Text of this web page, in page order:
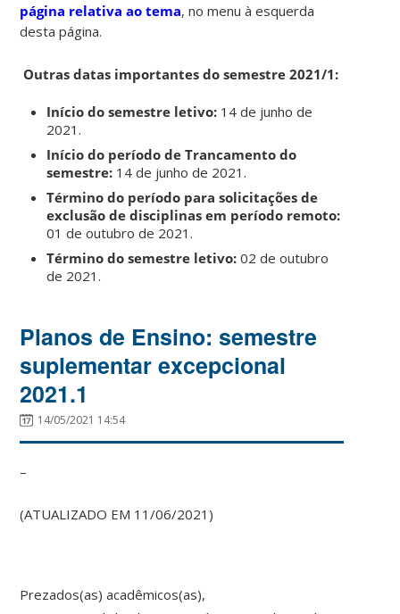
página relativa ao tema, no menu à esquerda
desta página.
Outras datas importantes do semestre 2021/1:
Início do semestre letivo: 14 de junho de
2021.
Início do período de Trancamento do
semestre: 14 de junho de 2021.
Término do período para solicitações de
exclusão de disciplinas em período remoto:
01 de outubro de 2021.
Término do semestre letivo:02 de outubro
de 2021.
Planos de Ensino: semestre
suplementar excepcional
2021.1
14/05/2021 14:54
–
(ATUALIZADO EM 11/06/2021)
Prezados(as) acadêmicos(as),